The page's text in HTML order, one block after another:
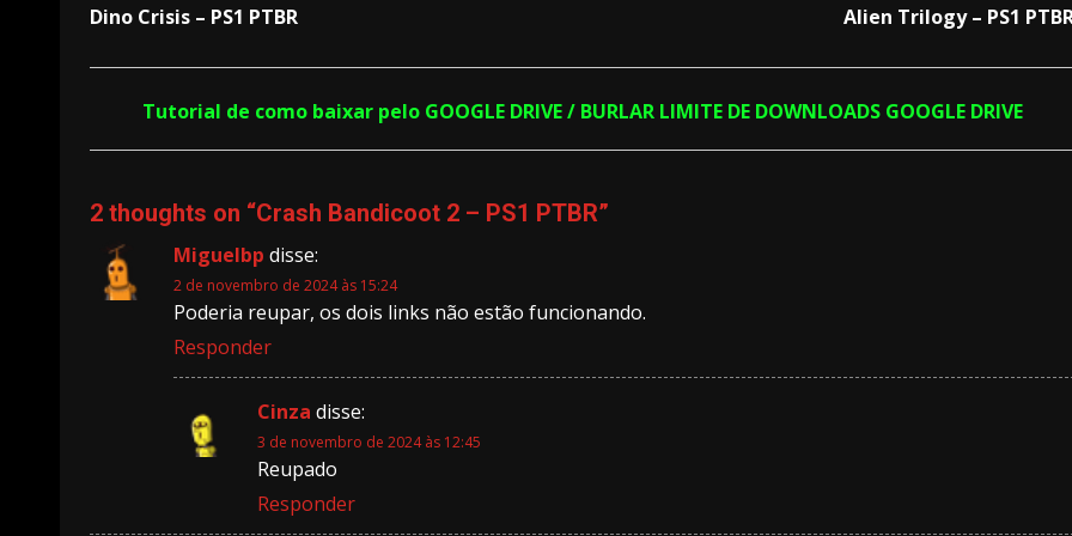
Dino Crisis – PS1 PTBR
Alien Trilogy – PS1
Tutorial de como baixar pelo GOOGLE DRIVE / BURLAR LIMITE DE DOWNLOADS GOOGLE DRIVE
2 thoughts on “Crash Bandicoot 2 – PS1 PTBR”
Miguelbp disse:
2 de novembro de 2024 às 15:24
Poderia reupar, os dois links não estão funcionando.
Responder
Cinza disse:
3 de novembro de 2024 às 12:45
Reupado
Responder